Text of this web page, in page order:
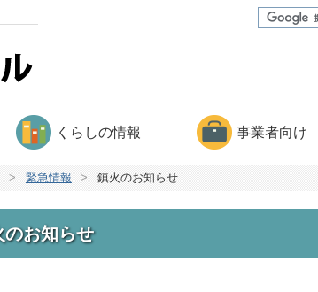
くらしの情報 事業者向け
> 緊急情報 > 鎮火のお知らせ
のお知らせ